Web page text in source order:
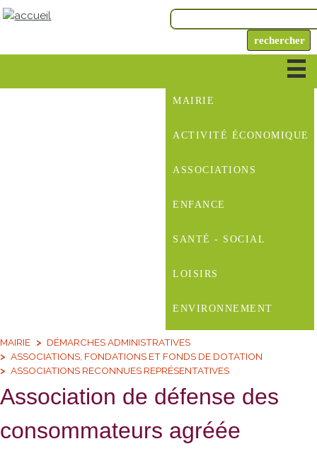
MAIRIE
ACTIVITÉ ÉCONOMIQUE
ASSOCIATIONS
ENFANCE
SANTÉ - SOCIAL
LOISIRS
ENVIRONNEMENT
MAIRIE
DÉMARCHES ADMINISTRATIVES
ASSOCIATIONS, FONDATIONS ET FONDS DE DOTATION
ASSOCIATIONS RECONNUES REPRÉSENTATIVES
Association de défense des
consommateurs agréée